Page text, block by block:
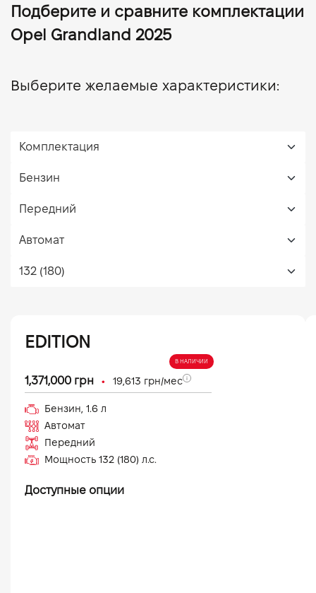
Подберите и сравните комплектации
Opel Grandland 2025
Выберите желаемые характеристики:
EDITION
В НАЛИЧИИ
1,371,000 грн • 19,613 грн/мес
Бензин, 1.6 л
Автомат
Передний
Мощность 132 (180) л.с.
Доступные опции